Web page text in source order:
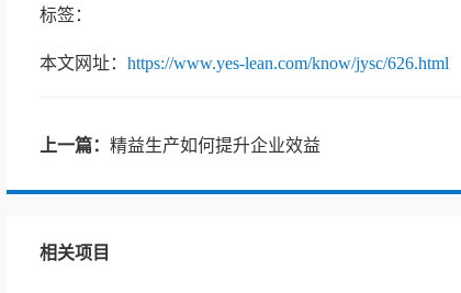
标签：
本文网址： https://www.yes-lean.com/know/jysc/626.html
上一篇： 精益生产如何提升企业效益
相关项目